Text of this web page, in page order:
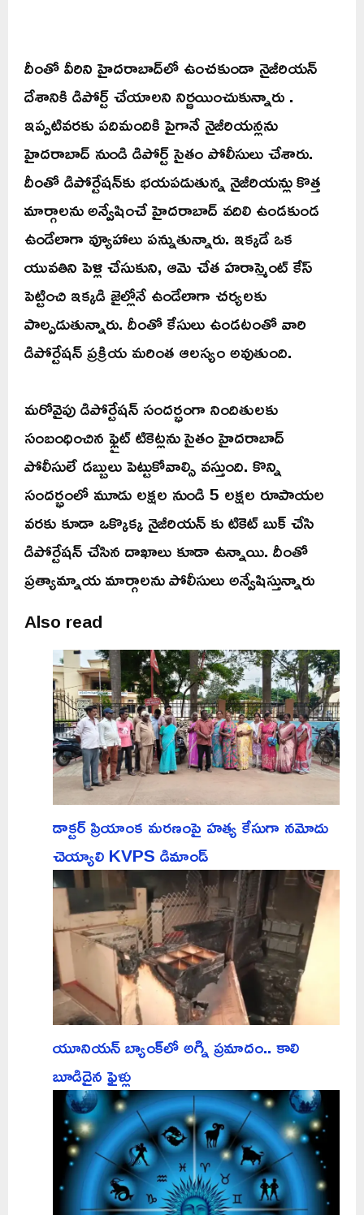
దీంతో వీరిని హైదరాబాద్‌లో ఉంచకుండా నైజీరియన్
దేశానికి డిపోర్ట్ చేయాలని నిర్ణయించుకున్నారు .
ఇప్పటివరకు పదిమందికి పైగానే నైజీరియన్లను
హైదరాబాద్ నుండి డిపోర్ట్ సైతం పోలీసులు చేశారు.
దీంతో డిపోర్టేషన్‌కు భయపడుతున్న నైజీరియన్లు కొత్త
మార్గాలను అన్వేషించే హైదరాబాద్ వదిలి ఉండకుండ
ఉండేలాగా వ్యూహాలు పన్నుతున్నారు. ఇక్కడే ఒక
యువతిని పెళ్లి చేసుకుని, ఆమె చేత హరాస్మెంట్ కేస్
పెట్టించి ఇక్కడి జైల్లోనే ఉండేలాగా చర్యలకు
పాల్పడుతున్నారు. దీంతో కేసులు ఉండటంతో వారి
డిపోర్టేషన్ ప్రక్రియ మరింత ఆలస్యం అవుతుంది.
మరోవైపు డిపోర్టేషన్ సందర్భంగా నిందితులకు
సంబంధించిన ఫ్లైట్ టికెట్లను సైతం హైదరాబాద్
పోలీసులే డబ్బులు పెట్టుకోవాల్సి వస్తుంది. కొన్ని
సందర్భంలో మూడు లక్షల నుండి 5 లక్షల రూపాయల
వరకు కూడా ఒక్కొక్క నైజీరియన్ కు టికెట్ బుక్ చేసి
డిపోర్టేషన్ చేసిన దాఖాలు కూడా ఉన్నాయి. దీంతో
ప్రత్యామ్నాయ మార్గాలను పోలీసులు అన్వేషిస్తున్నారు
Also read
డాక్టర్ ప్రియాంక మరణంపై హత్య కేసుగా నమోదు
చెయ్యాలి KVPS డిమాండ్
యూనియన్ బ్యాంక్‌లో అగ్ని ప్రమాదం.. కాలి
బూడిదైన ఫైళ్లు